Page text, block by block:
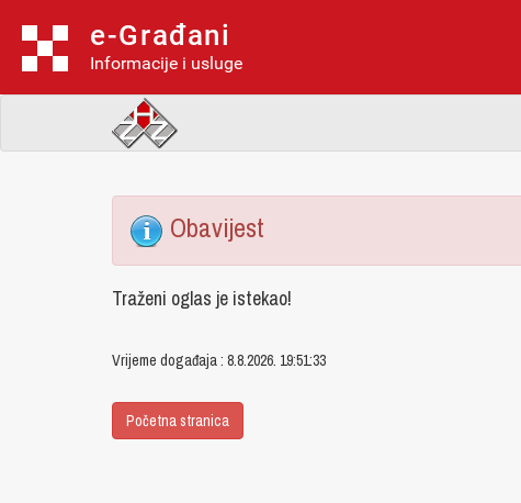
e-Građani
Informacije i usluge
Obavijest
Traženi oglas je istekao!
Vrijeme događaja : 8.8.2026. 19:51:33
Početna stranica